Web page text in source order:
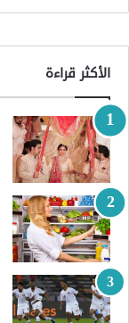
الأكثر قراءة